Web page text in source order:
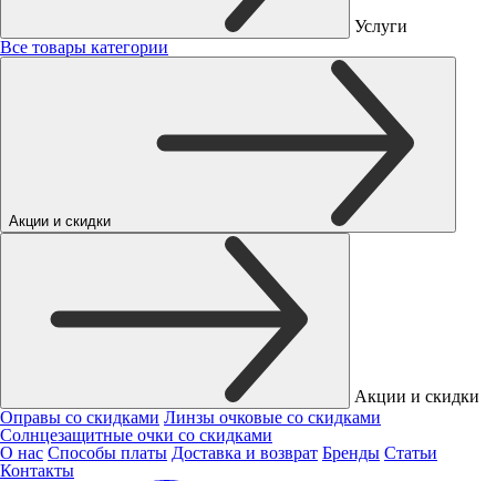
Услуги
Все товары категории
Акции и скидки
Акции и скидки
Оправы со скидками Линзы очковые со скидками
Солнцезащитные очки со скидками
О нас Способы платы Доставка и возврат Бренды Статьи
Контакты